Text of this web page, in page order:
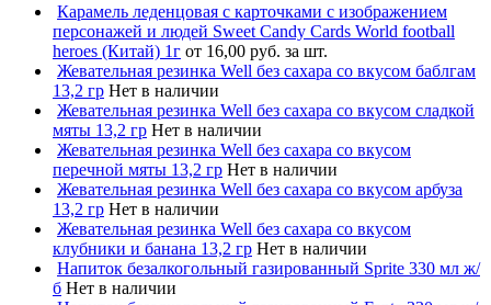
Карамель леденцовая с карточками с изображением
персонажей и людей Sweet Candy Cards World football
heroes (Китай) 1г от 16,00 руб. за шт.
Жевательная резинка Well без сахара со вкусом баблгам
13,2 гр Нет в наличии
Жевательная резинка Well без сахара со вкусом сладкой
мяты 13,2 гр Нет в наличии
Жевательная резинка Well без сахара со вкусом
перечной мяты 13,2 гр Нет в наличии
Жевательная резинка Well без сахара со вкусом арбуза
13,2 гр Нет в наличии
Жевательная резинка Well без сахара со вкусом
клубники и банана 13,2 гр Нет в наличии
Напиток безалкогольный газированный Sprite 330 мл ж/
б Нет в наличии